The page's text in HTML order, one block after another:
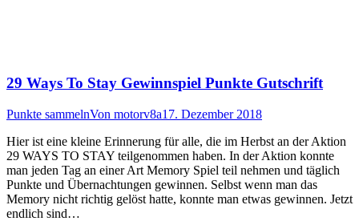
29 Ways To Stay Gewinnspiel Punkte Gutschrift
Punkte sammelnVon motorv8a17. Dezember 2018
Hier ist eine kleine Erinnerung für alle, die im Herbst an der Aktion
29 WAYS TO STAY teilgenommen haben. In der Aktion konnte
man jeden Tag an einer Art Memory Spiel teil nehmen und täglich
Punkte und Übernachtungen gewinnen. Selbst wenn man das
Memory nicht richtig gelöst hatte, konnte man etwas gewinnen. Jetzt
endlich sind…